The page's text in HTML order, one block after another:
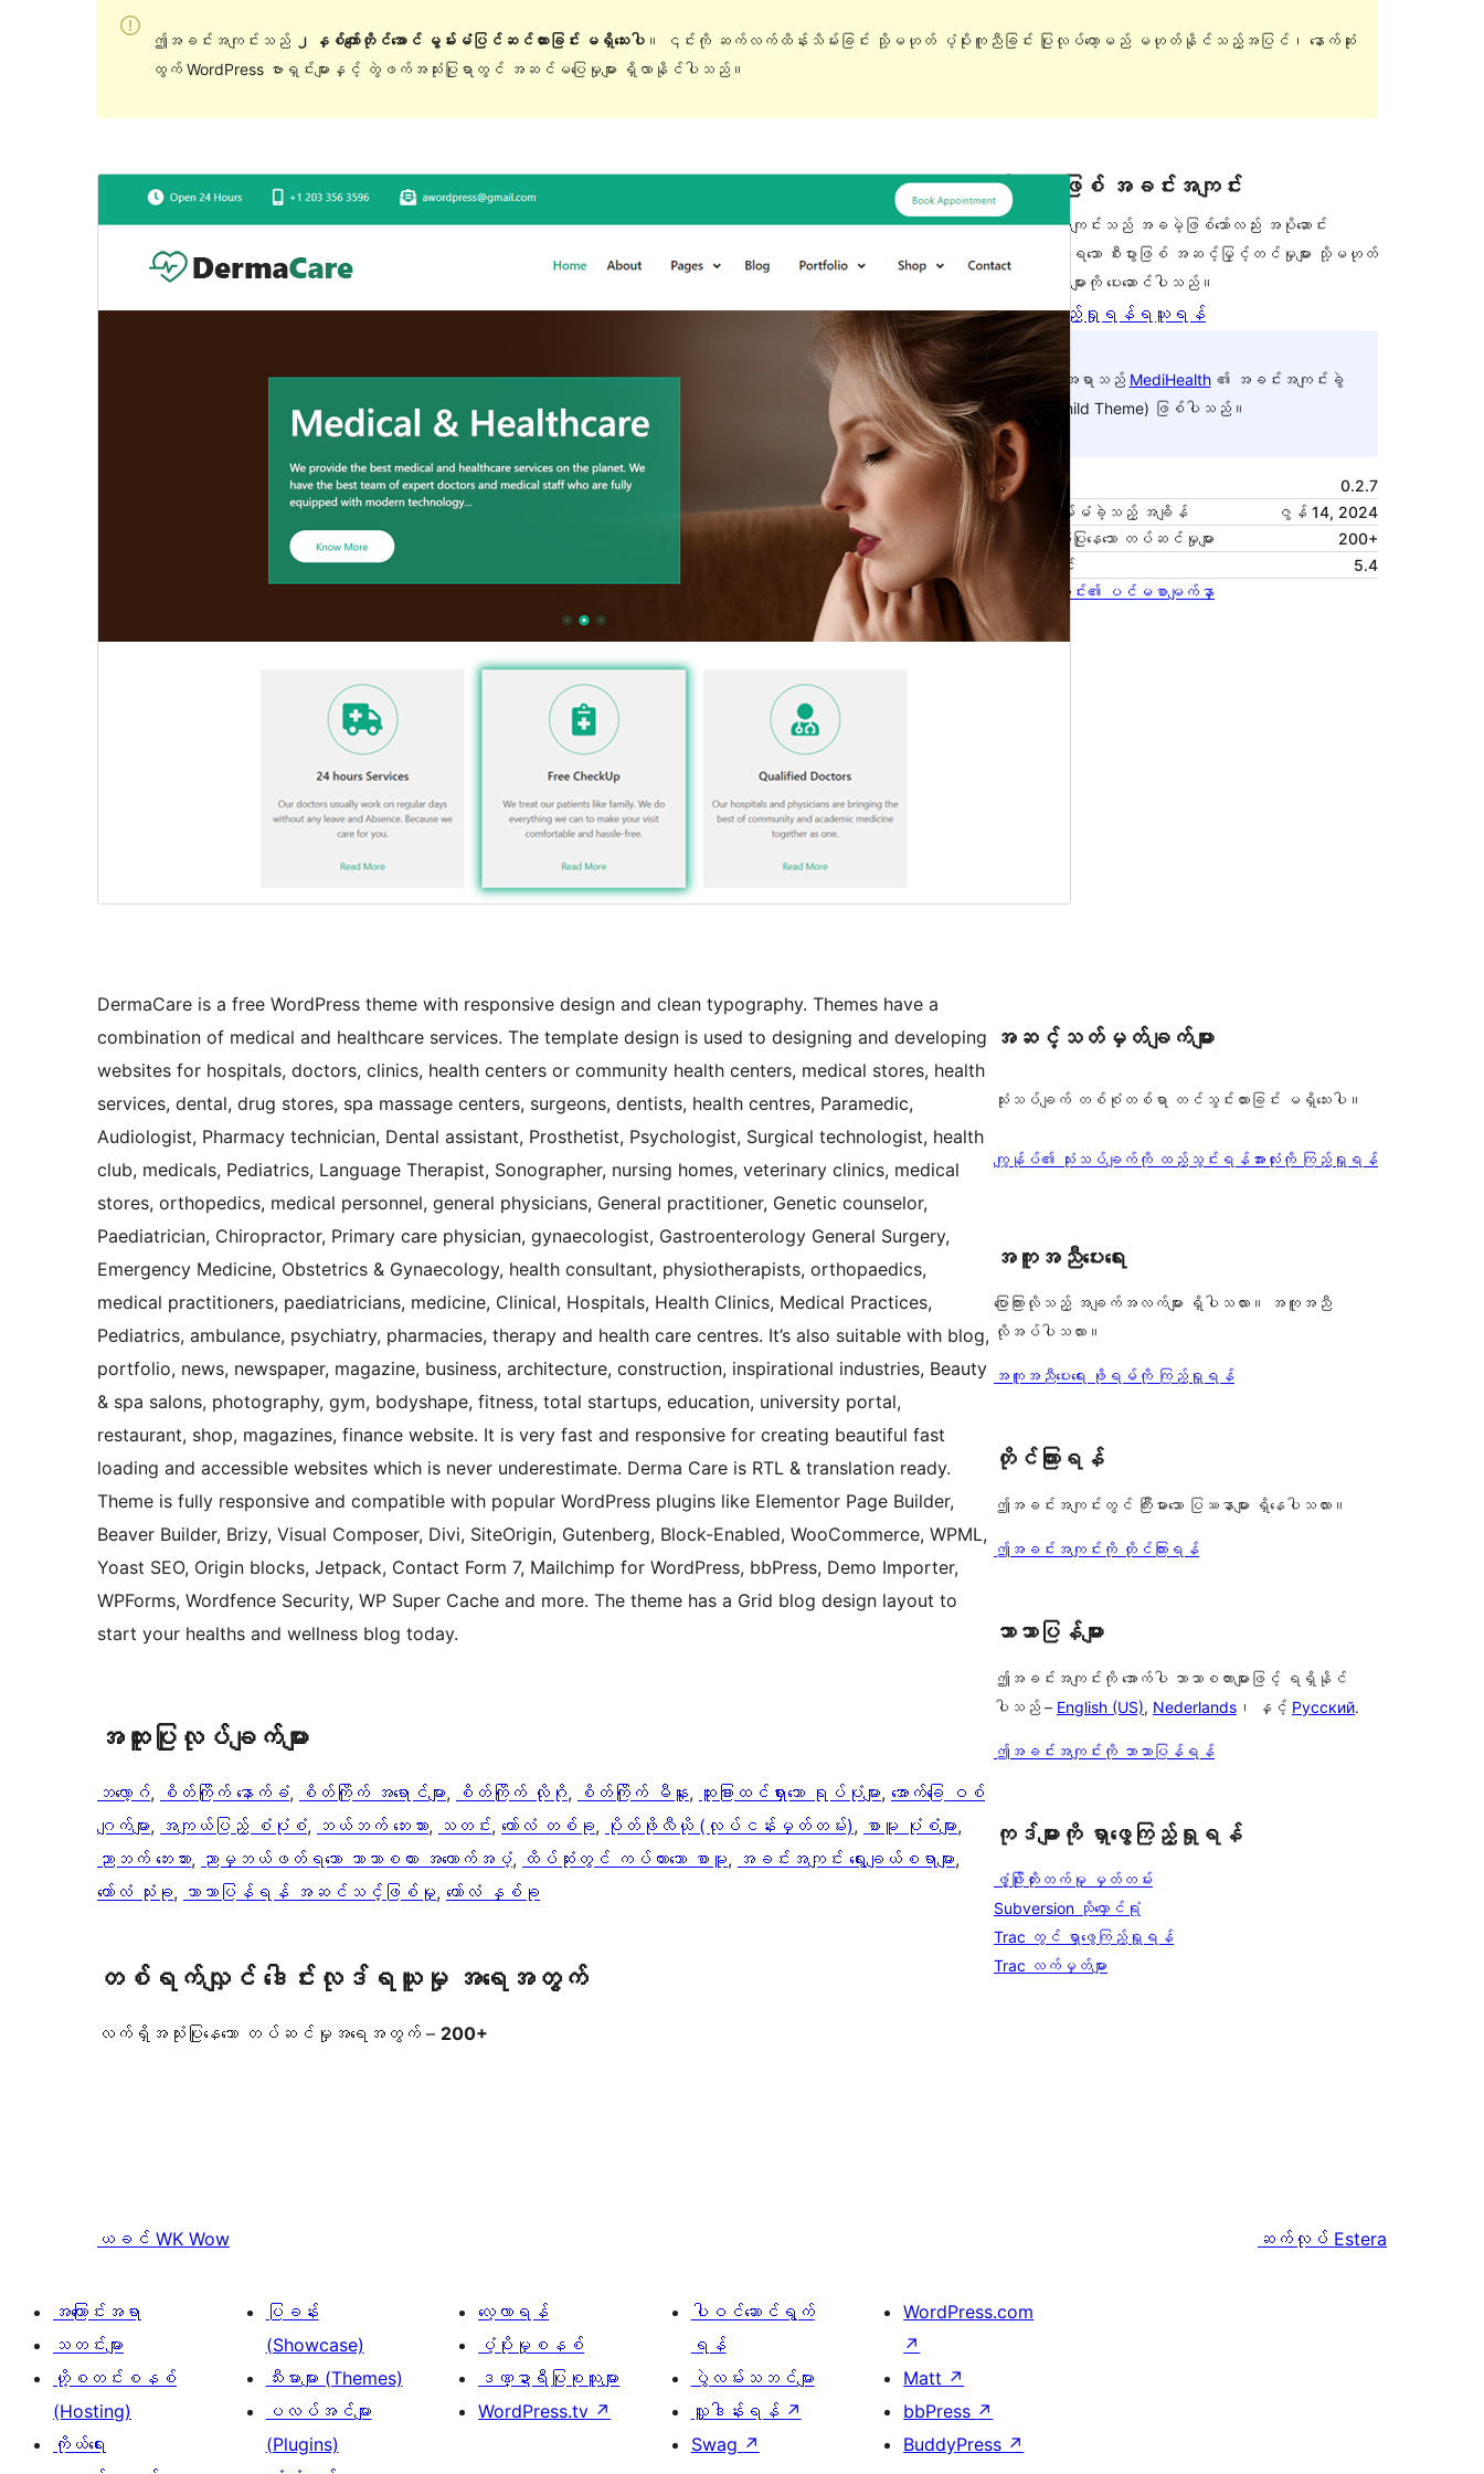
ဤအခင်းအကျင်းသည် ၂ နှစ်ကျော်တိုင်အောင် မွမ်းမံပြင်ဆင်ထားခြင်း မရှိသေးပါ။ ၎င်းကို ဆက်လက်ထိန်းသိမ်းခြင်း သို့မဟုတ် ပံ့ပိုးကူညီခြင်း ပြုလုပ်တော့မည် မဟုတ်နိုင်သည့်အပြင်၊ နောက်ဆုံး
ထွက် WordPress ဗားရှင်းများနှင့် တွဲဖက်အသုံးပြုရာတွင် အဆင်မပြေမှုများ ရှိလာနိုင်ပါသည်။
စီးပွားရေးဖြစ် အခင်းအကျင်း
ဤအခင်းအကျင်းသည် အခမဲ့ဖြစ်သော်လည်း အပိုဆောင်း
အခကြေးငွေပေးရသော စီးပွားဖြစ် အဆင့်မြှင့်တင်မှုများ သို့မဟုတ်
ပံ့ပိုးကူညီမှုများကို ပေးဆောင်ပါသည်။
အစမ်းကြည့်ရှုရန် ရယူရန်
ဤအရာသည် MediHealth၏ အခင်းအကျင်းခွဲ
(Child Theme) ဖြစ်ပါသည်။
ဗားရှင်း
0.2.7
နောက်ဆုံး မွမ်းမံခဲ့သည့် အချိန်
ဇွန် 14, 2024
လက်ရှိအသုံးပြုနေသော တပ်ဆင်မှုများ
200+
PHP ဗားရှင်း
5.4
အခင်းအကျင်း၏ ပင်မစာမျက်နှာ
DermaCare is a free WordPress theme with responsive design and clean typography. Themes have a
combination of medical and healthcare services. The template design is used to designing and developing
websites for hospitals, doctors, clinics, health centers or community health centers, medical stores, health
services, dental, drug stores, spa massage centers, surgeons, dentists, health centres, Paramedic,
Audiologist, Pharmacy technician, Dental assistant, Prosthetist, Psychologist, Surgical technologist, health
club, medicals, Pediatrics, Language Therapist, Sonographer, nursing homes, veterinary clinics, medical
stores, orthopedics, medical personnel, general physicians, General practitioner, Genetic counselor,
Paediatrician, Chiropractor, Primary care physician, gynaecologist, Gastroenterology General Surgery,
Emergency Medicine, Obstetrics & Gynaecology, health consultant, physiotherapists, orthopaedics,
medical practitioners, paediatricians, medicine, Clinical, Hospitals, Health Clinics, Medical Practices,
Pediatrics, ambulance, psychiatry, pharmacies, therapy and health care centres. It’s also suitable with blog,
portfolio, news, newspaper, magazine, business, architecture, construction, inspirational industries, Beauty
& spa salons, photography, gym, bodyshape, fitness, total startups, education, university portal,
restaurant, shop, magazines, finance website. It is very fast and responsive for creating beautiful fast
loading and accessible websites which is never underestimate. Derma Care is RTL & translation ready.
Theme is fully responsive and compatible with popular WordPress plugins like Elementor Page Builder,
Beaver Builder, Brizy, Visual Composer, Divi, SiteOrigin, Gutenberg, Block-Enabled, WooCommerce, WPML,
Yoast SEO, Origin blocks, Jetpack, Contact Form 7, Mailchimp for WordPress, bbPress, Demo Importer,
WPForms, Wordfence Security, WP Super Cache and more. The theme has a Grid blog design layout to
start your healths and wellness blog today.
အ​ထူး​ပြု​လုပ်​ချက်​များ
ဘလော့ဂ်, စိတ်ကြိုက် နောက်ခံ, စိတ်ကြိုက် အရောင်များ, စိတ်ကြိုက် လိုဂို, စိတ်ကြိုက် မီနူး, ထူးခြားထင်ရှားသော ရုပ်ပုံများ, အောက်ခြေ ဝစ်
ဂျက်များ, အကျယ်ပြည့် စံပုံစံ, ဘယ်ဘက် ဘေးဘား, သတင်း, ကော်လံ တစ်ခု, ပိုတ်ဖိုလီယို (လုပ်ငန်းမှတ်တမ်း), စာမူ ပုံစံများ
ညာဘက် ဘေးဘား, ညာမှဘယ်ဖတ်ရသော ဘာသာစကား အထောက်အပံ့, ထိပ်ဆုံးတွင် ကပ်ထားသော စာမူ, အခင်းအကျင်း ရွေးချယ်စရာများ
ကော်လံ သုံးခု, ဘာသာပြန်ရန် အဆင်သင့်ဖြစ်မှု, ကော်လံ နှစ်ခု
တစ်ရက်လျှင် ဒေါင်းလုဒ်ရယူမှု အရေအတွက်
လက်ရှိအသုံးပြုနေသော တပ်ဆင်မှုအရေအတွက် – 200+
အဆင့်သတ်မှတ်ချက်များ
သုံးသပ်ချက် တစ်စုံတစ်ရာ တင်သွင်းထားခြင်း မရှိသေးပါ။
ကျွန်ုပ်၏ သုံးသပ်ချက်ကို ထည့်သွင်းရန်သုံးသပ်
အားလုံးကို ကြည့်ရှုရန်
အကူအညီပေးရေး
ပြောကြားလိုသည့် အချက်အလက်များ ရှိပါသလား။ အကူအညီ
လိုအပ်ပါသလား။
အကူအညီပေးရေး ဖိုရမ်ကို ကြည့်ရှုရန်
တိုင်ကြားရန်
ဤအခင်းအကျင်းတွင် ကြီးမားသော ပြဿနာများ ရှိနေပါသလား။
ဤအခင်းအကျင်းကို တိုင်ကြားရန်
ဘာသာပြန်များ
ဤအခင်းအကျင်းကို အောက်ပါ ဘာသာစကားများဖြင့် ရရှိနိုင်
ပါသည် – English (US), Nederlands ၊ နှင့် Русский.
ဤအခင်းအကျင်းကို ဘာသာပြန်ရန်
ကုဒ်များကို ရှာဖွေကြည့်ရှုရန်
ဖွံ့ဖြိုးတိုးတက်မှု မှတ်တမ်း
Subversion သိုလှောင်ရုံ
Trac တွင် ရှာဖွေကြည့်ရှုရန်
Trac လက်မှတ်များ
ယခင် WK Wow ဆက်လုပ် Estera
အကြောင်းအရာ
သတင်းများ
ဟို့စတင်းစနစ်
(Hosting)
ကိုယ်ရေး
ပြခန်း
(Showcase)
သီးမားများ (Themes)
ပလပ်အင်များ
(Plugins)
လေ့လာရန်
ပံ့ပိုးမှုစနစ်
ဒဏ္ဍာရီပြုစုသူများ
WordPress.tv ↗
ပါဝင်ဆောင်ရွက်
ရန်
ပွဲလမ်းသဘင်များ
လှူဒါန်းရန် ↗
Swag ↗
WordPress.com
↗
Matt ↗
bbPress ↗
BuddyPress ↗